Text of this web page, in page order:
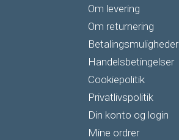
Om levering
Om returnering
Betalingsmuligheder
Handelsbetingelser
Cookiepolitik
Privatlivspolitik
Din konto og login
Mine ordrer